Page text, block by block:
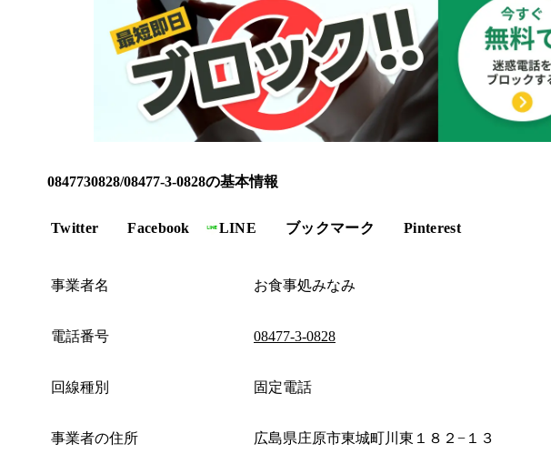
0847730828/08477-3-0828の基本情報
Twitter Facebook LINE ブックマーク Pinterest
事業者名 お食事処みなみ
電話番号 08477-3-0828
回線種別 固定電話
事業者の住所 広島県庄原市東城町川東１８２−１３